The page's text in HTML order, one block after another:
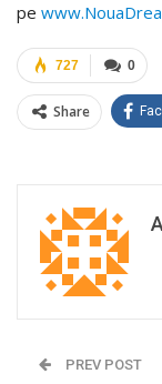
pe
0
727
Share
PREV POST